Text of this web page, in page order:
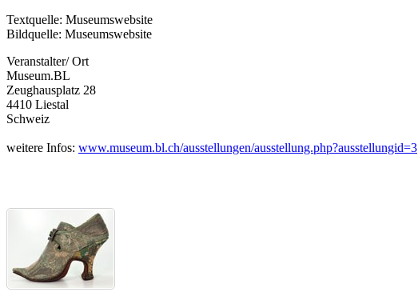
Textquelle: Museumswebsite
Bildquelle: Museumswebsite
Veranstalter/ Ort
Museum.BL
Zeughausplatz 28
4410 Liestal
Schweiz
weitere Infos: www.museum.bl.ch/ausstellungen/ausstellung.php?ausstellungid=3